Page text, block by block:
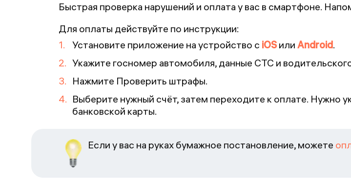
Быстрая проверка нарушений и оплата у вас в смартфоне.
Для оплаты действуйте по инструкции:
Установите приложение на устройство с iOS или Android.
Укажите госномер автомобиля, данные СТС и
Нажмите Проверить штрафы.
Выберите нужный счёт, затем переходите к оплате. Нужно
банковской карты.
Если у вас на руках бумажное постановление, можете